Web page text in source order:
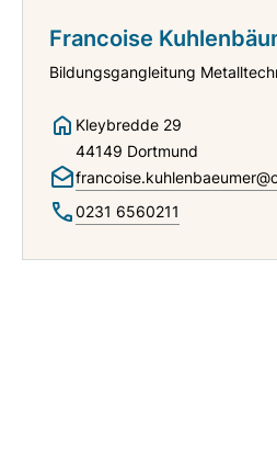
Francoise
Bildungsgangleitung
Kleybredde 29
44149 Dortmund
0231 6560211